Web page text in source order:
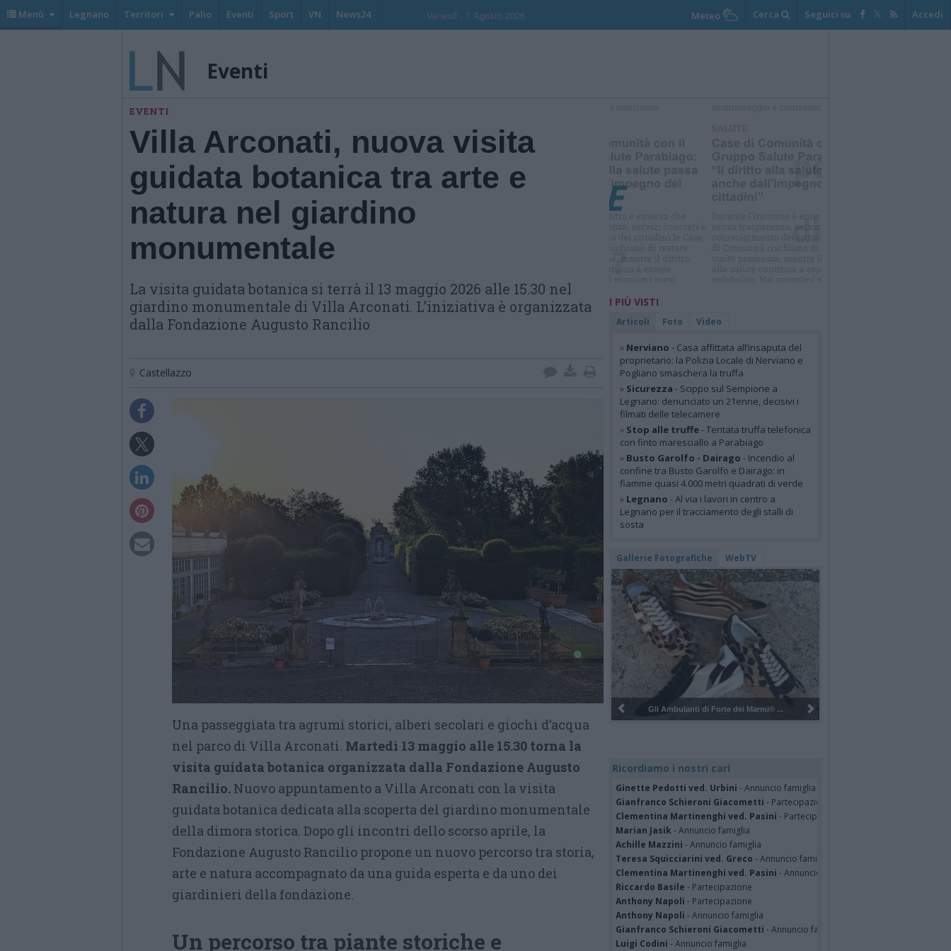
Menù Legnano Territori Palio Eventi Sport VN News24 Venerdi , 7 Agosto 2026 Meteo Cerca Seguici su Accedi
Eventi
EVENTI
Villa Arconati, nuova visita
guidata botanica tra arte e
natura nel giardino
monumentale
La visita guidata botanica si terrà il 13 maggio 2026 alle 15.30 nel
giardino monumentale di Villa Arconati. L’iniziativa è organizzata
dalla Fondazione Augusto Rancilio
Castellazzo
Una passeggiata tra agrumi storici, alberi secolari e giochi d’acqua
nel parco di Villa Arconati. Martedì 13 maggio alle 15.30 torna la
visita guidata botanica organizzata dalla Fondazione Augusto
Rancilio. Nuovo appuntamento a Villa Arconati con la visita
guidata botanica dedicata alla scoperta del giardino monumentale
della dimora storica. Dopo gli incontri dello scorso aprile, la
Fondazione Augusto Rancilio propone un nuovo percorso tra storia,
arte e natura accompagnato da una guida esperta e da uno dei
giardinieri della fondazione.
Un percorso tra piante storiche e
I PIÙ VISTI
Articoli Foto Video
» Nerviano - Casa affittata all’insaputa del
proprietario: la Polizia Locale di Nerviano e
Pogliano smaschera la truffa
» Sicurezza - Scippo sul Sempione a
Legnano: denunciato un 21enne, decisivi i
filmati delle telecamere
» Stop alle truffe- Tentata truffa telefonica
con finto maresciallo a Parabiago
» Busto Garolfo - Dairago - Incendio al
confine tra Busto Garolfo e Dairago: in
fiamme quasi 4.000 metri quadrati di verde
» Legnano - Al via i lavori in centro a
Legnano per il tracciamento degli stalli di
sosta
Gallerie Fotografiche WebTV
Pulizia del bosco del Rugareto a ...
Ricordiamo i nostri cari
Ginette Pedotti ved. Urbini - Annuncio famiglia
Gianfranco Schieroni Giacometti - Partecipazione
Clementina Martinenghi ved. Pasini - Partecipazione
Marian Jasik - Annuncio famiglia
Achille Mazzini - Annuncio famiglia
Teresa Squicciarini ved. Greco - Annuncio famiglia
Clementina Martinenghi ved. Pasini - Annuncio famiglia
Riccardo Basile - Partecipazione
Anthony Napoli - Partecipazione
Anthony Napoli - Annuncio famiglia
Gianfranco Schieroni Giacometti - Annuncio famiglia
Luigi Codini - Annuncio famiglia